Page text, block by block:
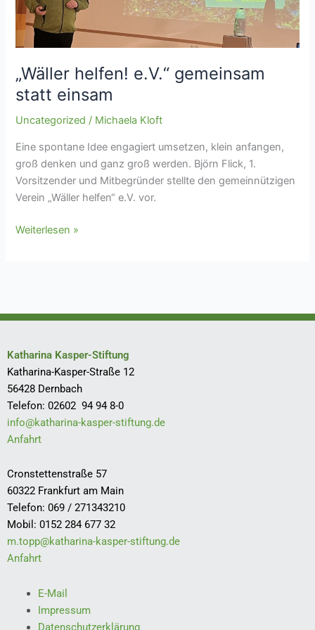
„Wäller helfen! e.V.“ gemeinsam
statt einsam
Uncategorized / Michaela Kloft
Eine spontane Idee engagiert umsetzen, klein anfangen,
groß denken und ganz groß werden. Björn Flick, 1.
Vorsitzender und Mitbegründer stellte den gemeinnützigen
Verein „Wäller helfen“ e.V. vor.
Weiterlesen »
Katharina Kasper-Stiftung
Katharina-Kasper-Straße 12
56428 Dernbach
Telefon: 02602 94 94 8-0
info@katharina-kasper-stiftung.de
Anfahrt
Cronstettenstraße 57
60322 Frankfurt am Main
Telefon: 069 / 271343210
Mobil: 0152 284 677 32
m.topp@katharina-kasper-stiftung.de
Anfahrt
E-Mail
Impressum
Datenschutzerklärung